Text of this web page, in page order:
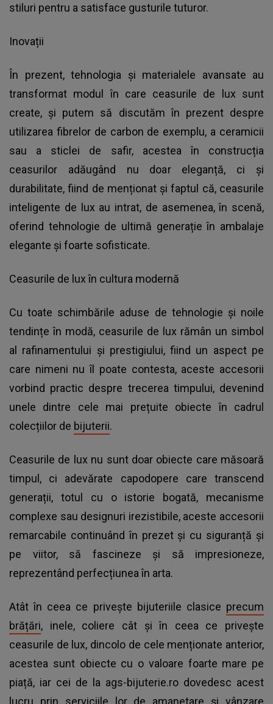
stiluri pentru a satisface gusturile tuturor.
Inovații
În prezent, tehnologia și materialele avansate au
transformat modul în care ceasurile de lux sunt
create, și putem să discutăm în prezent despre
utilizarea fibrelor de carbon de exemplu, a ceramicii
sau a sticlei de safir, acestea în construcția
ceasurilor adăugând nu doar eleganță, ci și
durabilitate, fiind de menționat și faptul că, ceasurile
inteligente de lux au intrat, de asemenea, în scenă,
oferind tehnologie de ultimă generație în ambalaje
elegante și foarte sofisticate.
Ceasurile de lux în cultura modernă
Cu toate schimbările aduse de tehnologie și noile
tendințe în modă, ceasurile de lux rămân un simbol
al rafinamentului și prestigiului, fiind un aspect pe
care nimeni nu îl poate contesta, aceste accesorii
vorbind practic despre trecerea timpului, devenind
unele dintre cele mai prețuite obiecte în cadrul
colecțiilor de bijuterii.
Ceasurile de lux nu sunt doar obiecte care măsoară
timpul, ci adevărate capodopere care transcend
generații, totul cu o istorie bogată, mecanisme
complexe sau designuri irezistibile, aceste accesorii
remarcabile continuând în prezet și cu siguranță și
pe viitor, să fascineze și să impresioneze,
reprezentând perfecțiunea în arta.
Atât în ceea ce privește bijuteriile clasice precum
brățări, inele, coliere cât și în ceea ce privește
ceasurile de lux, dincolo de cele menționate anterior,
acestea sunt obiecte cu o valoare foarte mare pe
piață, iar cei de la ags-bijuterie.ro dovedesc acest
lucru prin serviciile lor de amanetare și vânzare